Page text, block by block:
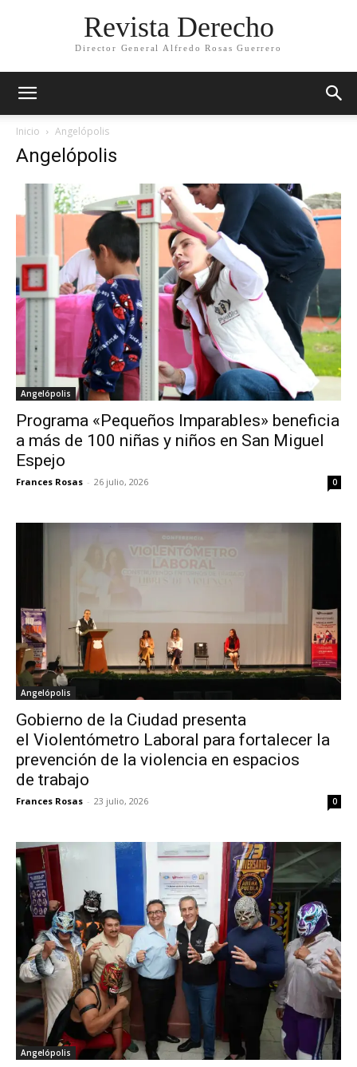
Revista Derecho
Director General Alfredo Rosas Guerrero
Inicio Angelópolis
Angelópolis
Angelópolis
Programa «Pequeños Imparables» beneficia
a más de 100 niñas y niños en San Miguel
Espejo
Frances Rosas - 26 julio, 2026 0
Angelópolis
Gobierno de la Ciudad presenta
el Violentómetro Laboral para fortalecer la
prevención de la violencia en espacios
de trabajo
Frances Rosas - 23 julio, 2026 0
Angelópolis